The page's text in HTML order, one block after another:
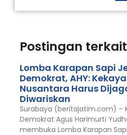
Postingan terkait
Lomba Karapan Sapi
Demokrat, AHY:
Nusantara Harus
Diwariskan
Surabaya (beritajatim.com) –
Demokrat Agus Harimurti
membuka Lomba Karapan Sapi